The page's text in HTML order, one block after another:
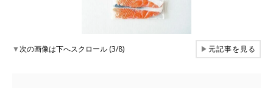
▼次の画像は下へスクロール (3/8) ▶元記事を見る